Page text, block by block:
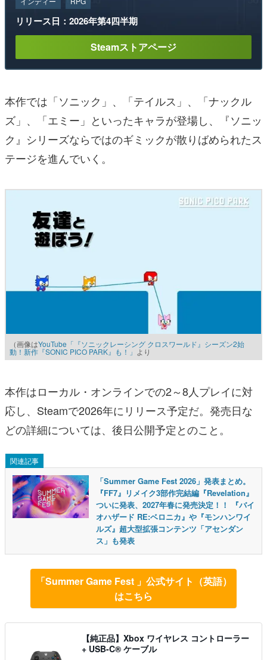
リリース日：2026年第4四半期
Steamストアページ
本作では「ソニック」、「テイルス」、「ナックル
ズ」、「エミー」といったキャラが登場し、『ソニッ
ク』シリーズならではのギミックが散りばめられたス
テージを進んでいく。
（画像はYouTube「『ソニックレーシング クロスワールド』シーズン2始
動！新作『SONIC PICO PARK』も！」 より
本作はローカル・オンラインでの2～8人プレイに対
応し、Steamで2026年にリリース予定だ。発売日な
どの詳細については、後日公開予定とのこと。
関連記事
「Summer Game Fest 2026」発表まとめ。
『FF7』リメイク3部作完結編『Revelation』
ついに発表、2027年春に発売決定！！ 『バイ
オハザード RE:ベロニカ』や『モンハンワイ
ルズ』超大型拡張コンテンツ「アセンダン
ス」も発表
「Summer Game Fest 」公式サイト（英語）
はこちら
【純正品】Xbox ワイヤレス コントローラー
+ USB-C® ケーブル